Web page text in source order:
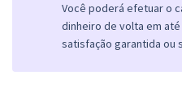
Você poderá efetuar o
dinheiro de volta em até
satisfação garantida ou